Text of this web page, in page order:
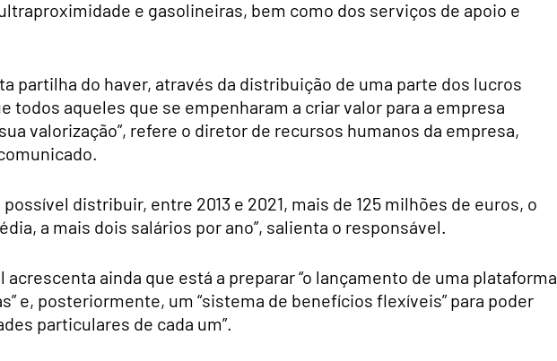
e gasolineiras, bem como dos serviços de apoio e
partilha do haver, através da distribuição de uma parte dos lucros
todos aqueles que se empenharam a criar valor para a empresa
valorização”, refere o diretor de recursos humanos da empresa,
distribuir, entre 2013 e 2021, mais de 125 milhões de euros, o
a mais dois salários por ano”, salienta o responsável.
acrescenta ainda que está a preparar “o lançamento de uma plataforma
e, posteriormente, um “sistema de benefícios flexíveis” para poder
particulares de cada um”.